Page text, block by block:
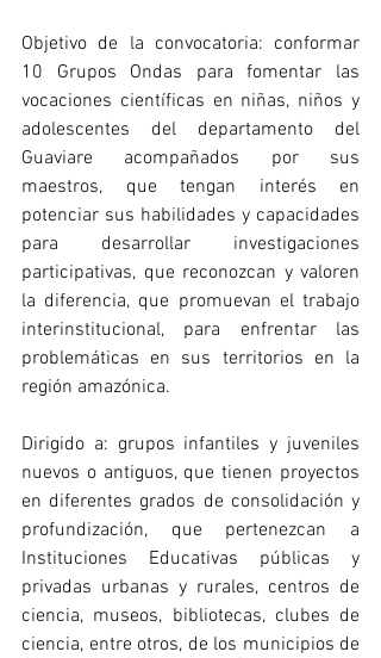
Objetivo de la convocatoria: conformar
10 Grupos Ondas para fomentar las
vocaciones científicas en niñas, niños y
adolescentes del departamento del
Guaviare acompañados por sus
maestros, que tengan interés en
potenciar sus habilidades y capacidades
para desarrollar investigaciones
participativas, que reconozcan y valoren
la diferencia, que promuevan el trabajo
interinstitucional, para enfrentar las
problemáticas en sus territorios en la
región amazónica.
Dirigido a: grupos infantiles y juveniles
nuevos o antiguos, que tienen proyectos
en diferentes grados de consolidación y
profundización, que pertenezcan a
Instituciones Educativas públicas y
privadas urbanas y rurales, centros de
ciencia, museos, bibliotecas, clubes de
ciencia, entre otros, de los municipios de